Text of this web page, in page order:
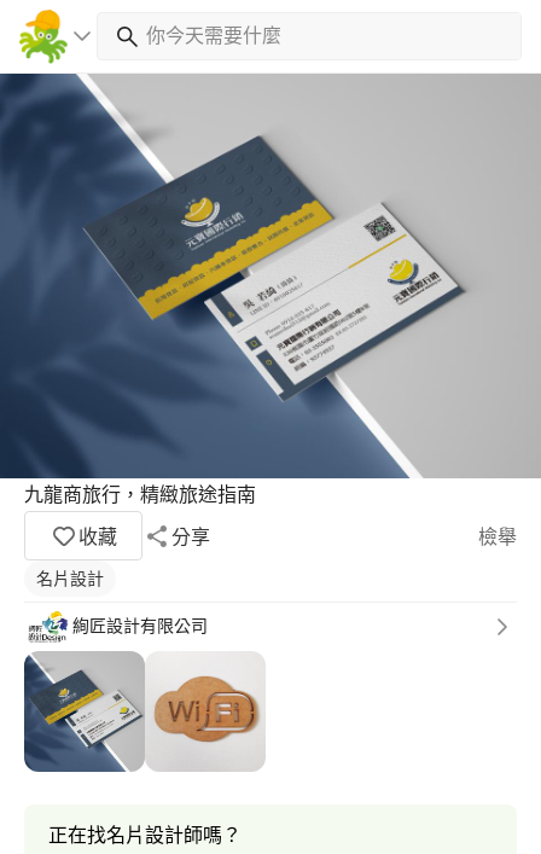
九龍商旅行，精緻旅途指南
收藏
分享 檢舉
名片設計
絢匠設計有限公司
正在找名片設計師嗎？